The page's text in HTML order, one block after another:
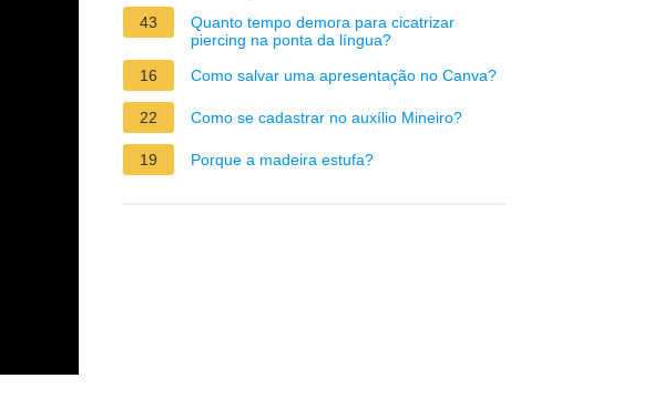
43
Quanto tempo demora para cicatrizar
piercing na ponta da língua?
16
Como salvar uma apresentação no Canva?
22 Como se cadastrar no auxílio Mineiro?
19 Porque a madeira estufa?